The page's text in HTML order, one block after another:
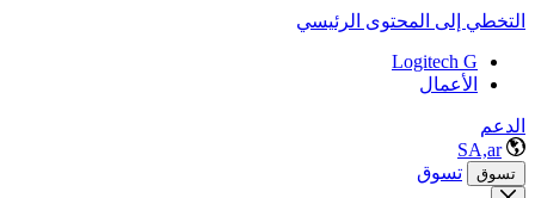
التخطي إلى المحتوى الرئيسي
Logitech G
الأعمال
الدعم
SA,ar
تسوق تسوق